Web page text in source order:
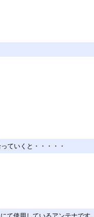
ていくと・・・・・